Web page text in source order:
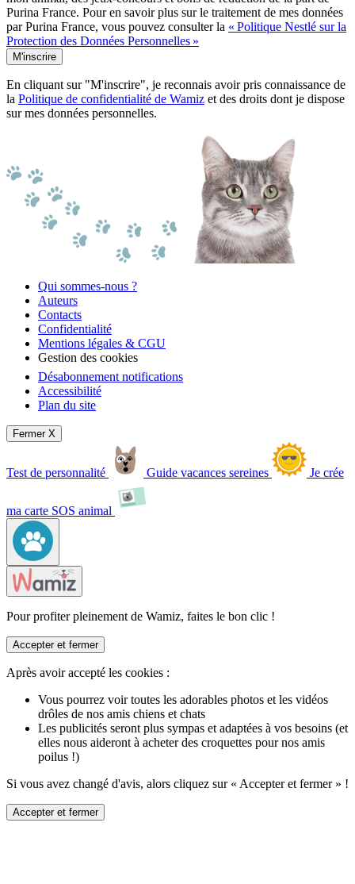
Purina France. Pour en savoir plus sur le traitement de mes données
par Purina France, vous pouvez consulter la « Politique Nestlé sur la
Protection des Données Personnelles »
M'inscrire
En cliquant sur "M'inscrire", je reconnais avoir pris connaissance de
la Politique de confidentialité de Wamiz et des droits dont je dispose
sur mes données personnelles.
Qui sommes-nous ?
Auteurs
Contacts
Confidentialité
Mentions légales & CGU
Gestion des cookies
Désabonnement notifications
Accessibilité
Plan du site
Fermer X
Test de personnalité Guide vacances sereines Je crée
ma carte SOS animal
Pour profiter pleinement de Wamiz, faites le bon clic !
Accepter et fermer
Après avoir accepté les cookies :
Vous pourrez voir toutes les adorables photos et les vidéos
drôles de nos amis chiens et chats
Les publicités seront plus sympas et adaptées à vos besoins (et
elles nous aideront à acheter des croquettes pour nos amis
poilus !)
Si vous avez changé d'avis, alors cliquez sur « Accepter et fermer » !
Accepter et fermer